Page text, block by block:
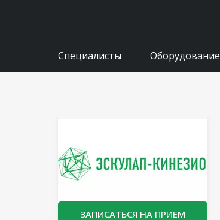
Специалисты Оборудование
ЗАПИСАТЬСЯ НА ПРИЕМ